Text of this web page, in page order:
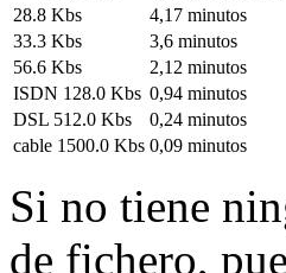
28.8 Kbs
4,17 minutos
33.3 Kbs
3,6 minutos
56.6 Kbs
2,12 minutos
ISDN 128.0 Kbs 0,94 minutos
DSL 512.0 Kbs
0,24 minutos
cable 1500.0 Kbs 0,09 minutos
Si no tiene
de fichero,